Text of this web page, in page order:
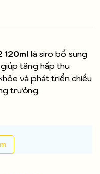
120ml là siro bổ sung
tăng hấp thu
và phát triển chiều
trưởng.